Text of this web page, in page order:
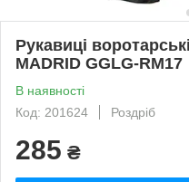
Рукавиці
MADRID GGLG-RM17
В наявності
Код: 201624
Роздріб
285 ₴